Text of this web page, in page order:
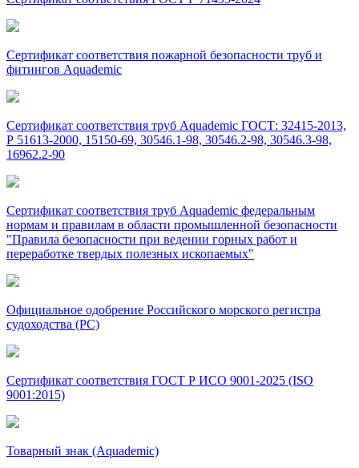
Сертификат соответствия пожарной безопасности труб и
фитингов Aquademic
Сертификат соответствия труб Aquademic ГОСТ: 32415-2013,
Р 51613-2000, 15150-69, 30546.1-98, 30546.2-98, 30546.3-98,
16962.2-90
Сертификат соответствия труб Aquademic федеральным
нормам и правилам в области промышленной безопасности
"Правила безопасности при ведении горных работ и
переработке твердых полезных ископаемых"
Официальное одобрение Российского морского регистра
судоходства (РС)
Сертификат соответствия ГОСТ Р ИСО 9001-2025 (ISO
9001:2015)
Товарный знак (Aquademic)